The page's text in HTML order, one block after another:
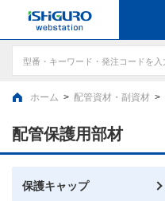
ホーム > 配管資材・副資材 >
配管保護用部材
保護キャップ